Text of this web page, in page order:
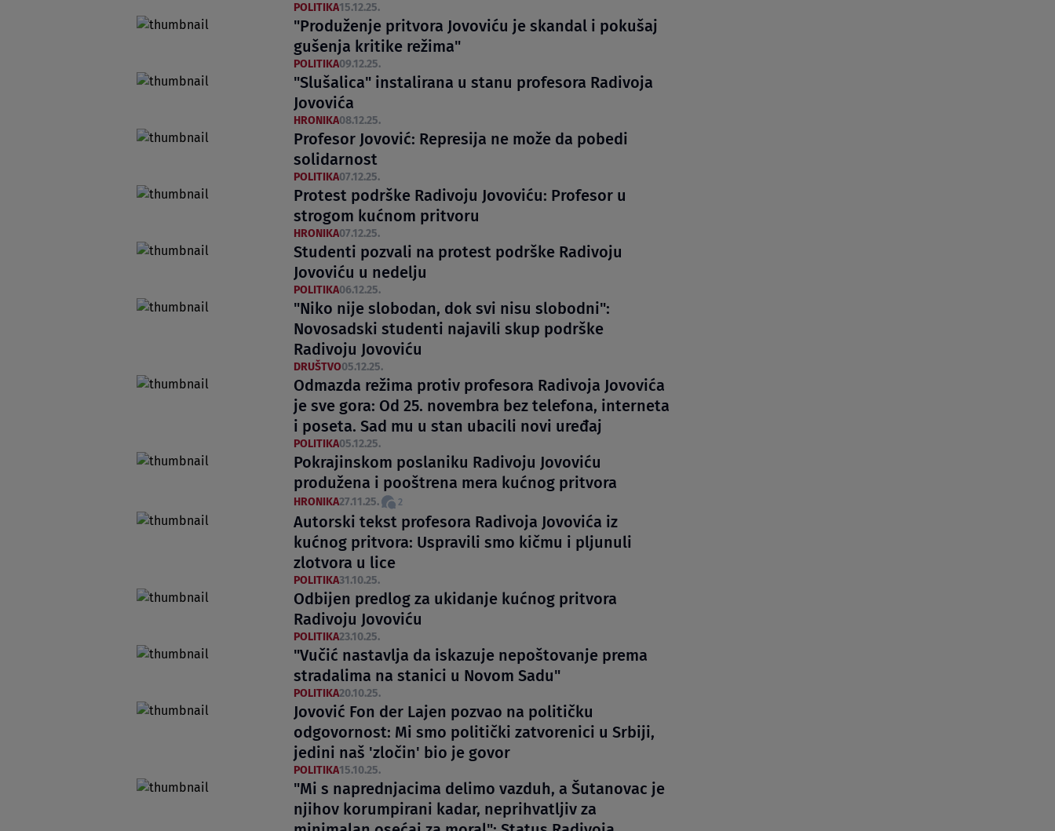
POLITIKA15.12.25.
"Produženje pritvora Jovoviću je skandal i pokušaj
gušenja kritike režima"
POLITIKA09.12.25.
"Slušalica" instalirana u stanu profesora Radivoja
Jovovića
HRONIKA08.12.25.
Profesor Jovović: Represija ne može da pobedi
solidarnost
POLITIKA07.12.25.
Protest podrške Radivoju Jovoviću: Profesor u
strogom kućnom pritvoru
HRONIKA07.12.25.
Studenti pozvali na protest podrške Radivoju
Jovoviću u nedelju
POLITIKA06.12.25.
"Niko nije slobodan, dok svi nisu slobodni":
Novosadski studenti najavili skup podrške
Radivoju Jovoviću
DRUŠTVO05.12.25.
Odmazda režima protiv profesora Radivoja Jovovića
je sve gora: Od 25. novembra bez telefona, interneta
i poseta. Sad mu u stan ubacili novi uređaj
POLITIKA05.12.25.
Pokrajinskom poslaniku Radivoju Jovoviću
produžena i pooštrena mera kućnog pritvora
HRONIKA27.11.25. 2
Autorski tekst profesora Radivoja Jovovića iz
kućnog pritvora: Uspravili smo kičmu i pljunuli
zlotvora u lice
POLITIKA31.10.25.
Odbijen predlog za ukidanje kućnog pritvora
Radivoju Jovoviću
POLITIKA23.10.25.
"Vučić nastavlja da iskazuje nepoštovanje prema
stradalima na stanici u Novom Sadu"
POLITIKA20.10.25.
Jovović Fon der Lajen pozvao na političku
odgovornost: Mi smo politički zatvorenici u Srbiji,
jedini naš 'zločin' bio je govor
POLITIKA15.10.25.
"Mi s naprednjacima delimo vazduh, a Šutanovac je
njihov korumpirani kadar, neprihvatljiv za